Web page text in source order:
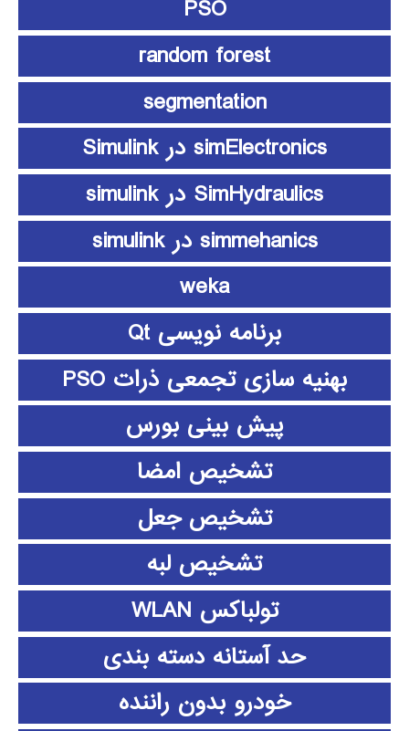
PSO
random forest
segmentation
simElectronics در Simulink
SimHydraulics در simulink
simmehanics در simulink
weka
برنامه نویسی Qt
بهنیه سازی تجمعی ذرات PSO
پیش بینی بورس
تشخیص امضا
تشخیص جعل
تشخیص لبه
تولباکس WLAN
حد آستانه دسته بندی
خودرو بدون راننده